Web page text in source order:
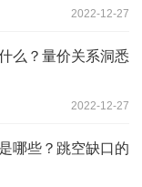
2022-12-27
么？量价关系洞悉
2022-12-27
哪些？跳空缺口的